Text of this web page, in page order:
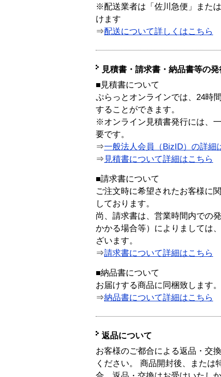
※配送業者は「佐川急便」また
けます
⇒配送について詳しくはこちら
見積書・請求書・納品書等の
■見積書について
ぷらっとオンラインでは、24時
することができます。
※オンライン見積書発行には、
要です。
⇒一般法人会員（BizID）の詳細
⇒ 見積書について詳細はこちら
■請求書について
ご注文時に希望されたお客様に
しております。
尚、請求書は、営業時間内での
かかる場合等）によりましては
ざいます。
⇒請求書について詳細はこちら
■納品書について
お届けする商品に同梱致します。
⇒納品書について詳細はこちら
返品について
お客様のご都合による返品・交
ください。 商品開封後、または